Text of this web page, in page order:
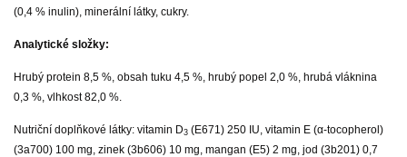
(0,4 % inulin), minerální látky, cukry.
Analytické složky:
Hrubý protein 8,5 %, obsah tuku 4,5 %, hrubý popel 2,0 %, hrubá vláknina
0,3 %, vlhkost 82,0 %.
Nutriční doplňkové látky: vitamin D3 (E671) 250 IU, vitamin E (α-tocopherol)
(3a700) 100 mg, zinek (3b606) 10 mg, mangan (E5) 2 mg, jod (3b201) 0,7